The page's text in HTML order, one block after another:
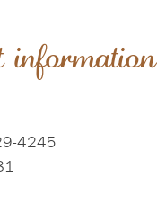
information
4245